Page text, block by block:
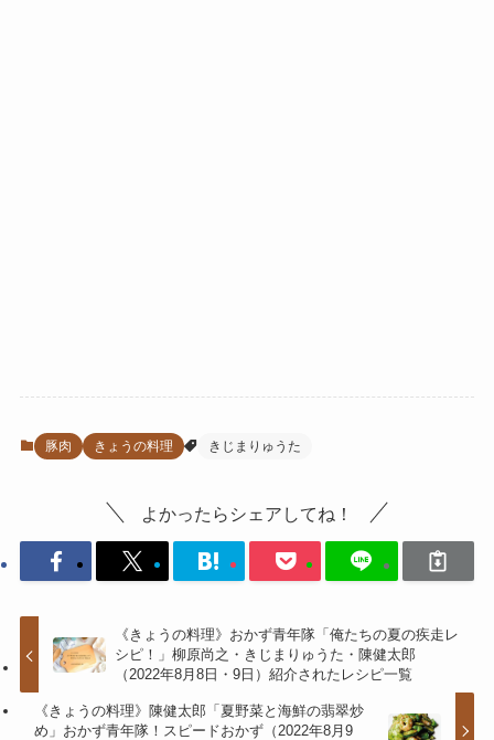
豚肉 きょうの料理 きじまりゅうた
よかったらシェアしてね！
《きょうの料理》おかず青年隊「俺たちの夏の疾走レ
シピ！」柳原尚之・きじまりゅうた・陳健太郎
（2022年8月8日・9日）紹介されたレシピ一覧
《きょうの料理》陳健太郎「夏野菜と海鮮の翡翠炒
め」おかず青年隊！スピードおかず（2022年8月9